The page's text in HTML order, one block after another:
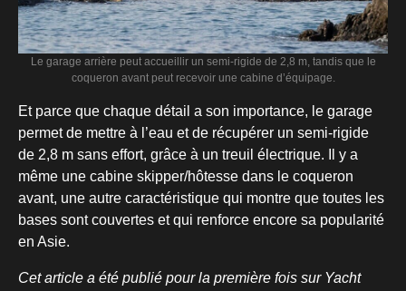
Le garage arrière peut accueillir un semi-rigide de 2,8 m, tandis que le
coqueron avant peut recevoir une cabine d’équipage.
Et parce que chaque détail a son importance, le garage
permet de mettre à l’eau et de récupérer un semi-rigide
de 2,8 m sans effort, grâce à un treuil électrique. Il y a
même une cabine skipper/hôtesse dans le coqueron
avant, une autre caractéristique qui montre que toutes les
bases sont couvertes et qui renforce encore sa popularité
en Asie.
Cet article a été publié pour la première fois sur Yacht